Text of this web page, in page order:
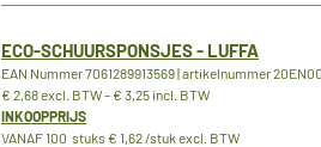
ECO-SCHUURSPONSJES - LUFFA
EAN Nummer 7061289913569 | artikelnummer
€ 2,68 excl. BTW – € 3,25 incl. BTW
INKOOPPRIJS
VANAF 100 stuks € 1,62 /stuk excl. BTW